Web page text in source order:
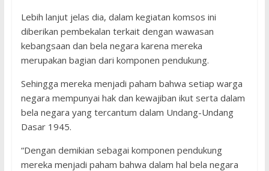
Lebih lanjut jelas dia, dalam kegiatan komsos ini
diberikan pembekalan terkait dengan wawasan
kebangsaan dan bela negara karena mereka
merupakan bagian dari komponen pendukung.
Sehingga mereka menjadi paham bahwa setiap warga
negara mempunyai hak dan kewajiban ikut serta dalam
bela negara yang tercantum dalam Undang-Undang
Dasar 1945.
“Dengan demikian sebagai komponen pendukung
mereka menjadi paham bahwa dalam hal bela negara